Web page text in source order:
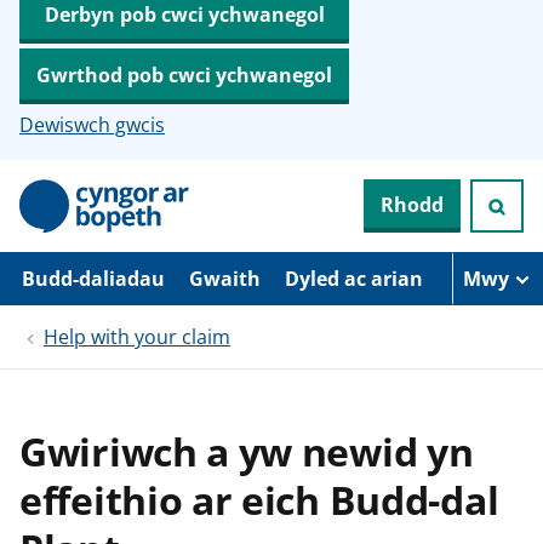
Derbyn pob cwci ychwanegol
Gwrthod pob cwci ychwanegol
Dewiswch gwcis
N
d
r
Rhodd
Budd-daliadau Gwaith Dyled ac arian Mwy
Help with your claim
Gwiriwch a yw newid yn
effeithio ar eich Budd-dal